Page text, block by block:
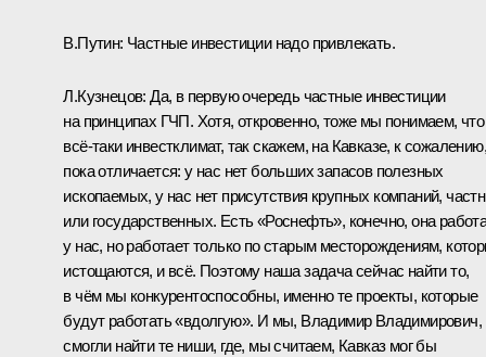
В.Путин: Частные инвестиции надо привлекать.
Л.Кузнецов:Да, в первую очередь частные инвестиции
на принципах ГЧП. Хотя, откровенно, тоже мы понимаем, что
всё‑таки инвестклимат, так скажем, на Кавказе, к сожалению,
пока отличается: у нас нет больших запасов полезных
ископаемых, у нас нет присутствия крупных компаний,
или государственных. Есть «Роснефть», конечно, она
у нас, но работает только по старым месторождениям,
истощаются, и всё. Поэтому наша задача сейчас найти то,
в чём мы конкурентоспособны, именно те проекты, которые
будут работать «вдолгую». И мы, Владимир Владимирович,
смогли найти те ниши, где, мы считаем, Кавказ мог бы